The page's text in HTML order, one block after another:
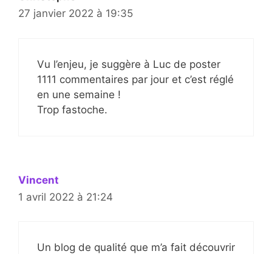
27 janvier 2022 à 19:35
Vu l’enjeu, je suggère à Luc de poster
1111 commentaires par jour et c’est réglé
en une semaine !
Trop fastoche.
Vincent
1 avril 2022 à 21:24
Un blog de qualité que m’a fait découvrir